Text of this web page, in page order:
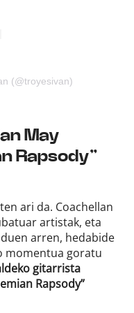
(@troyesivan)
May
Rapsody”
ari da. Coachellan
artistak, eta
arren, hedabide
momentua goratu
gitarrista
Rapsody”